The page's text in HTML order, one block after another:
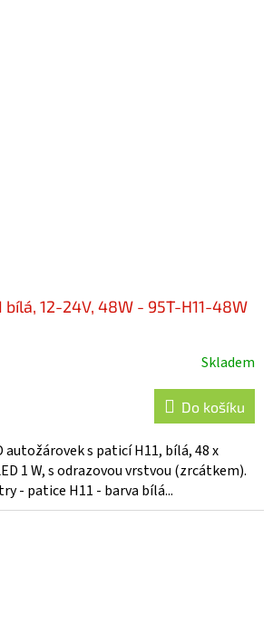
bílá, 12-24V, 48W - 95T-H11-48W
Skladem
Do košíku
autožárovek s paticí H11, bílá, 48 x
1 W, s odrazovou vrstvou (zrcátkem).
- patice H11 - barva bílá...